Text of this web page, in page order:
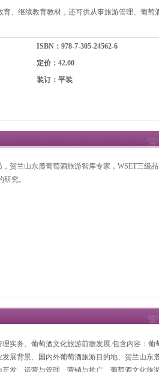
、继续教育教材，还可供从事旅游管理、葡萄
ISBN：978-7-305-24562-6
定价：42.00
装订：平装
贺兰山东麓葡萄酒旅游智库专家，WSET三级
究。
实务、葡萄酒文化旅游前瞻发展.包含内容：葡
展背景、国内外葡萄酒旅游目的地、贺兰山东
发、运营与管理、营销与推广、葡萄酒文化旅